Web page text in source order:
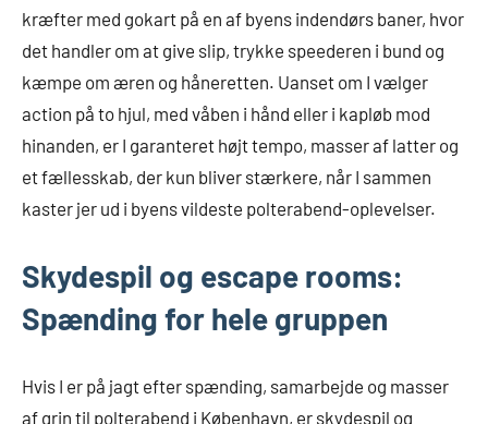
kræfter med gokart på en af byens indendørs baner, hvor
det handler om at give slip, trykke speederen i bund og
kæmpe om æren og håneretten. Uanset om I vælger
action på to hjul, med våben i hånd eller i kapløb mod
hinanden, er I garanteret højt tempo, masser af latter og
et fællesskab, der kun bliver stærkere, når I sammen
kaster jer ud i byens vildeste polterabend-oplevelser.
Skydespil og escape rooms:
Spænding for hele gruppen
Hvis I er på jagt efter spænding, samarbejde og masser
af grin til polterabend i København, er skydespil og